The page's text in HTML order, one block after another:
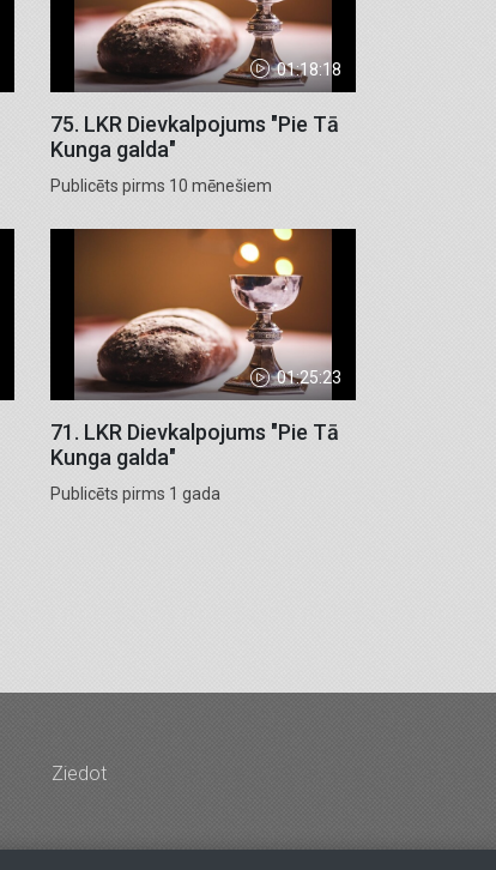
01:18:18
75. LKR Dievkalpojums "Pie Tā
Kunga galda"
Publicēts pirms 10 mēnešiem
01:25:23
71. LKR Dievkalpojums "Pie Tā
Kunga galda"
Publicēts pirms 1 gada
Ziedot